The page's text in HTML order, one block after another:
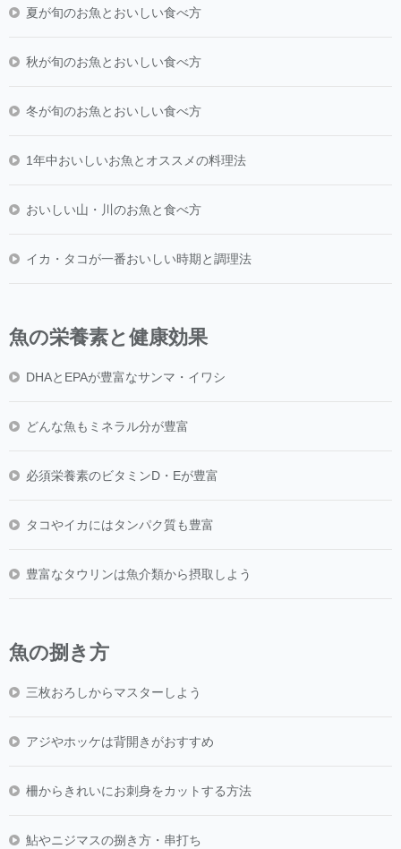
夏が旬のお魚とおいしい食べ方
秋が旬のお魚とおいしい食べ方
冬が旬のお魚とおいしい食べ方
1年中おいしいお魚とオススメの料理法
おいしい山・川のお魚と食べ方
イカ・タコが一番おいしい時期と調理法
魚の栄養素と健康効果
DHAとEPAが豊富なサンマ・イワシ
どんな魚もミネラル分が豊富
必須栄養素のビタミンD・Eが豊富
タコやイカにはタンパク質も豊富
豊富なタウリンは魚介類から摂取しよう
魚の捌き方
三枚おろしからマスターしよう
アジやホッケは背開きがおすすめ
柵からきれいにお刺身をカットする方法
鮎やニジマスの捌き方・串打ち